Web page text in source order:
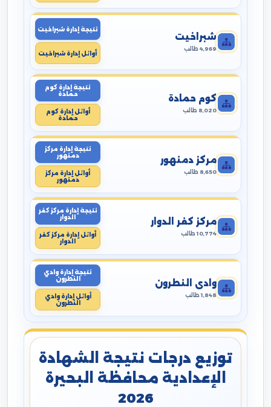
شبراخيت
4,969 طالب
نتيجة إدارة شبراخيت
أوائل إدارة شبراخيت
كوم حمادة
8,020 طالب
نتيجة إدارة كوم
حمادة
أوائل إدارة كوم
حمادة
مركز دمنهور
8,650 طالب
نتيجة إدارة مركز
دمنهور
أوائل إدارة مركز
دمنهور
مركز كفر الدوار
10,774 طالب
نتيجة إدارة مركز كفر
الدوار
أوائل إدارة مركز كفر
الدوار
وادي النطرون
1,848 طالب
نتيجة إدارة وادي
النطرون
أوائل إدارة وادي
النطرون
توزيع درجات نتيجة الشهادة
الإعدادية محافظة البحيرة
2026